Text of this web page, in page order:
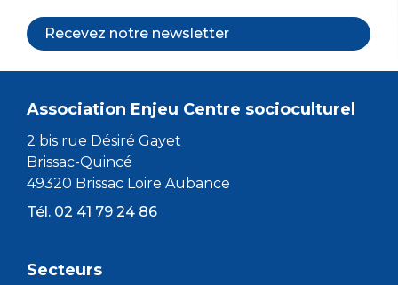
Recevez notre newsletter
Association Enjeu Centre socioculturel
2 bis rue Désiré Gayet
Brissac-Quincé
49320 Brissac Loire Aubance
Tél. 02 41 79 24 86
Secteurs